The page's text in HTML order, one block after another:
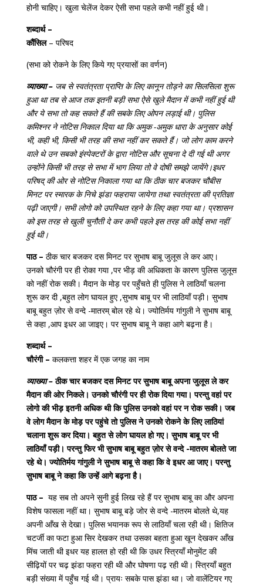
होनी चाहिए। खुला चेलेंज देकर ऐसी सभा पहले कभी नहीं हुई थी।
शब्दार्थ –
कौंसिल– परिषद
(सभा को रोकने के लिए किये गए प्रयासों का वर्णन)
व्याख्या – जब से स्वतंत्रता प्राप्ति के लिए कानून तोड़ने का सिलसिला शुरू
हुआ था तब से आज तक इतनी बड़ी सभा ऐसे खुले मैदान में कभी नहीं हुई थी
और ये सभा तो कह सकते हैं की सबके लिए ओपन लड़ाई थी। पुलिस
कमिश्नर ने नोटिस निकाल दिया था कि अमुक -अमुक धारा के अनुसार कोई
भी, कही भी, किसी भी तरह की सभा नहीं कर सकते हैं। जो लोग काम करने
वाले थे उन सबको इंस्पेक्टरों के द्वारा नोटिस और सूचना दे दी गई थी अगर
उन्होंने किसी भी तरह से सभा में भाग लिया तो वे दोषी समझे जायेंगे।इधर
परिषद् की ओर से नोटिस निकाला गया था कि ठीक चार बजकर चौबीस
मिनट पर स्मारक के निचे झंडा फहराया जायेगा तथा स्वतंत्रता की प्रतिज्ञा
पढ़ी जाएगी। सभी लोगो को उपस्थित रहने के लिए कहा गया था। प्रशासन
को इस तरह से खुली चुनौती दे कर कभी पहले इस तरह की कोई सभा नहीं
हुई थी।
पाठ – ठीक चार बजकर दस मिनट पर सुभाष बाबू जुलूस ले कर आए।
उनको चौरंगी पर ही रोका गया ,पर भीड़ की अधिकता के कारण पुलिस जुलूस
को नहीं रोक सकी। मैदान के मोड़ पर पहुँचते ही पुलिस ने लाठियाँ चलना
शुरू कर दी ,बहुत लोग घायल हुए ,सुभाष बाबू पर भी लाठियाँ पड़ी। सुभाष
बाबू बहुत ज़ोर से वन्दे -मातरम् बोल रहे थे। ज्योतिर्मय गांगुली ने सुभाष बाबू
से कहा ,आप इधर आ जाइए। पर सुभाष बाबू ने कहा आगे बढ़ना है।
शब्दार्थ –
चौरंगी – कलकत्ता शहर में एक जगह का नाम
व्याख्या –ठीक चार बजकर दस मिनट पर सुभाष बाबू अपना जुलूस ले कर
मैदान की ओर निकले। उनको चौरंगी पर ही रोक दिया गया। परन्तु वहां पर
लोगो की भीड़ इतनी अधिक थी कि पुलिस उनको वहां पर न रोक सकी। जब
वे लोग मैदान के मोड़ पर पहुंचे तो पुलिस ने उनको रोकने के लिए लाठियां
चलाना शुरू कर दिया। बहुत से लोग घायल हो गए। सुभाष बाबू पर भी
लाठियाँ पड़ी। परन्तु फिर भी सुभाष बाबू बहुत ज़ोर से वन्दे -मातरम बोलते जा
रहे थे। ज्योतिर्मय गांगुली ने सुभाष बाबू से कहा कि वे इधर आ जाए। परन्तु
सुभाष बाबू ने कहा कि उन्हें आगे बढ़ना है।
पाठ – यह सब तो अपने सुनी हुई लिख रहे हैं पर सुभाष बाबू का और अपना
विशेष फासला नहीं था। सुभाष बाबू बड़े जोर से वन्दे -मातरम बोलते थे,यह
अपनी आँख से देखा। पुलिस भयानक रूप से लाठियाँ चला रही थी। क्षितिज
चटर्जी का फटा हुआ सिर देखकर तथा उसका बहता हुआ खून देखकर आँख
मिंच जाती थी इधर यह हालत हो रही थी कि उधर स्त्रियाँ मोनुमेंट की
सीढ़ियों पर चढ़ झंडा फहरा रही थी और घोषणा पढ़ रही थी। स्त्रियाँ बहुत
बड़ी संख्या में पहुँच गई थी। प्रायः सबके पास झंडा था। जो वालेंटियर गए